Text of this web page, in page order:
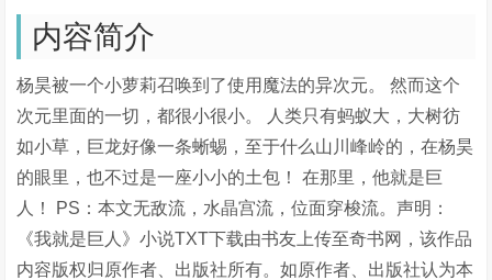
内容简介
杨昊被一个小萝莉召唤到了使用魔法的异次元。 然而这个
次元里面的一切，都很小很小。 人类只有蚂蚁大，大树彷
如小草，巨龙好像一条蜥蜴，至于什么山川峰岭的，在杨昊
的眼里，也不过是一座小小的土包！ 在那里，他就是巨
人！ PS：本文无敌流，水晶宫流，位面穿梭流。声明：
《我就是巨人》小说TXT下载由书友上传至奇书网，该作品
内容版权归原作者、出版社所有。如原作者、出版社认为本